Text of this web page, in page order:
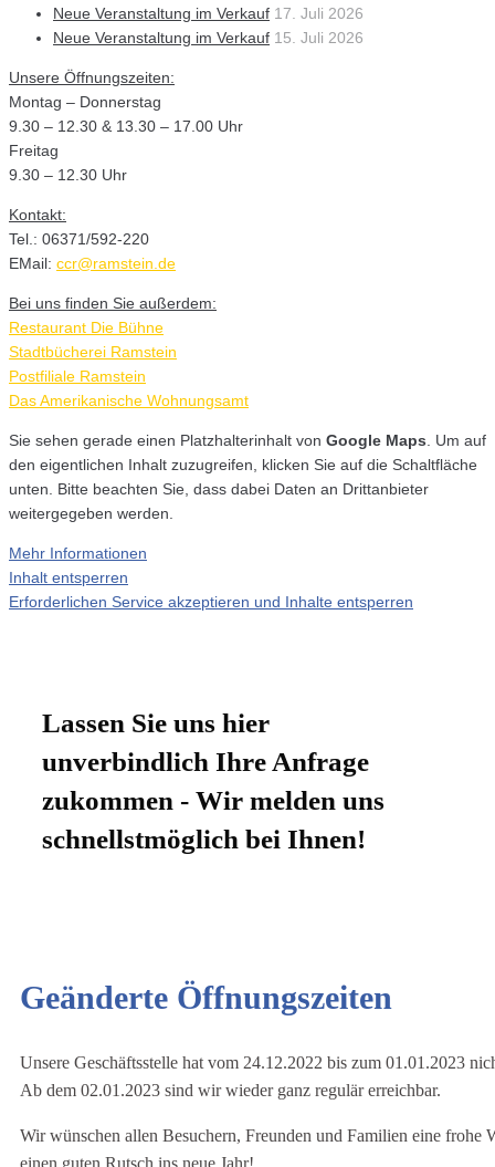
Neue Veranstaltung im Verkauf 17. Juli 2026
Neue Veranstaltung im Verkauf 15. Juli 2026
Unsere Öffnungszeiten:
Montag – Donnerstag
9.30 – 12.30 & 13.30 – 17.00 Uhr
Freitag
9.30 – 12.30 Uhr
Kontakt:
Tel.: 06371/592-220
EMail: ccr@ramstein.de
Bei uns finden Sie außerdem:
Restaurant Die Bühne
Stadtbücherei Ramstein
Postfiliale Ramstein
Das Amerikanische Wohnungsamt
Sie sehen gerade einen Platzhalterinhalt von Google Maps . Um auf
den eigentlichen Inhalt zuzugreifen, klicken Sie auf die Schaltfläche
unten. Bitte beachten Sie, dass dabei Daten an Drittanbieter
weitergegeben werden.
Mehr Informationen
Inhalt entsperren
Erforderlichen Service akzeptieren und Inhalte entsperren
Lassen Sie uns hier
unverbindlich Ihre Anfrage
zukommen - Wir melden uns
schnellstmöglich bei Ihnen!
Geänderte Öffnungszeiten
Unsere Geschäftsstelle hat vom 24.12.2022 bis zum 01.01.2023
Ab dem 02.01.2023 sind wir wieder ganz regulär erreichbar.
Wir wünschen allen Besuchern, Freunden und Familien eine frohe